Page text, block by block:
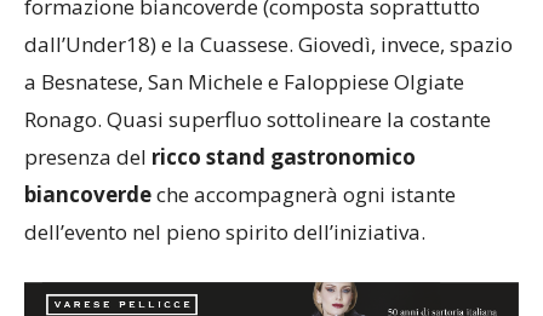
dall’Under18) e la Cuassese. Giovedì, invece, spazio
a Besnatese, San Michele e Faloppiese Olgiate
Ronago. Quasi superfluo sottolineare la costante
presenza delricco stand gastronomico
biancoverde che accompagnerà ogni istante
dell’evento nel pieno spirito dell’iniziativa.